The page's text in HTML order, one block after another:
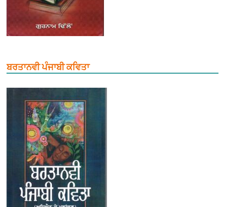
ਬਰਤਾਨਵੀ ਪੰਜਾਬੀ ਕਵਿਤਾ